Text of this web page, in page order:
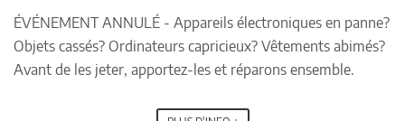
ÉVÉNEMENT ANNULÉ - Appareils électroniques en panne?
Objets cassés? Ordinateurs capricieux? Vêtements abimés?
Avant de les jeter, apportez-les et réparons ensemble.